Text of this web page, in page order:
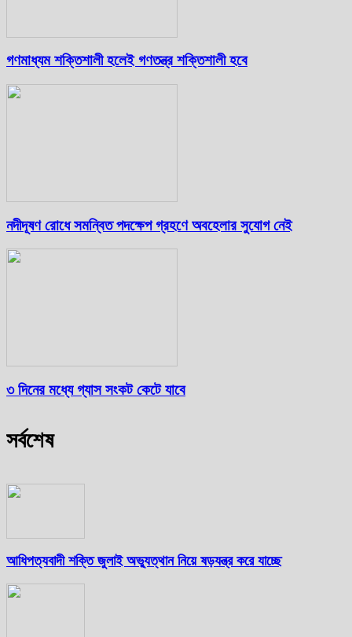
গণমাধ্যম শক্তিশালী হলেই গণতন্ত্র শক্তিশালী হবে
নদীদূষণ রোধে সমন্বিত পদক্ষেপ গ্রহণে অবহেলার সুযোগ নেই
৩ দিনের মধ্যে গ্যাস সংকট কেটে যাবে
সর্বশেষ
আধিপত্যবাদী শক্তি জুলাই অভ্যুত্থান নিয়ে ষড়যন্ত্র করে যাচ্ছে